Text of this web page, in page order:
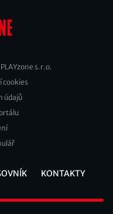
s.r.o.
cookies
údajů
KONTAKTY